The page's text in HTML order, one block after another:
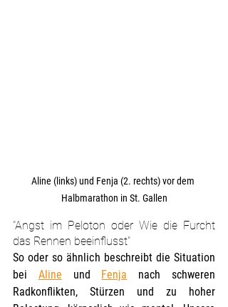
Aline (links) und Fenja (2. rechts) vor dem
Halbmarathon in St. Gallen
"Angst im Peloton oder Wie die Furcht
das Rennen beeinflusst"
So oder so ähnlich beschreibt die Situation
bei Aline und Fenja nach schweren
Radkonflikten, Stürzen und zu hoher